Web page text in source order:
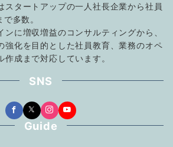
スタートアップの一人社長企業から社員
多数。
に増収増益のコンサルティングから、
強化を目的とした社員教育、業務のオペ
作成まで対応しています。
SNS
Guide